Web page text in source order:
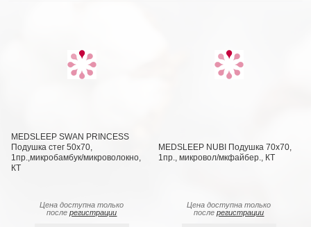
MEDSLEEP SWAN PRINCESS
Подушка стег 50х70,
1пр.,микробамбук/микроволокно,
КТ
Цена доступна только
послерегистрации
MEDSLEEP NUBI Подушка 70х70,
1пр., микровол/мкфайбер., КТ
Цена доступна только
послерегистрации